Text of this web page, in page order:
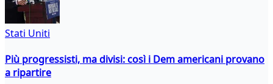
Stati Uniti
Più progressisti, ma divisi: così i Dem americani provano
a ripartire